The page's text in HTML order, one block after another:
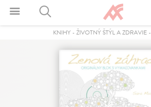
KNIHY- ŽIVOTNÝ ŠTÝL A ZDRAVIE-